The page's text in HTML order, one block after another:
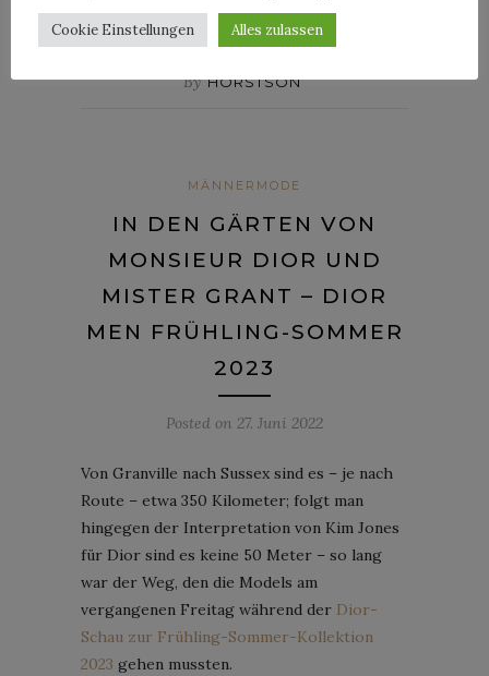
By HORSTSON
MÄNNERMODE
IN DEN GÄRTEN VON
MONSIEUR DIOR UND
MISTER GRANT – DIOR
MEN FRÜHLING-SOMMER
2023
Posted on 27. Juni 2022
Von Granville nach Sussex sind es – je nach
Route – etwa 350 Kilometer; folgt man
hingegen der Interpretation von Kim Jones
für Dior sind es keine 50 Meter – so lang
war der Weg, den die Models am
vergangenen Freitag während der Dior-
Schau zur Frühling-Sommer-Kollektion
2023 gehen mussten.
Cookie Einstellungen Alles zulassen